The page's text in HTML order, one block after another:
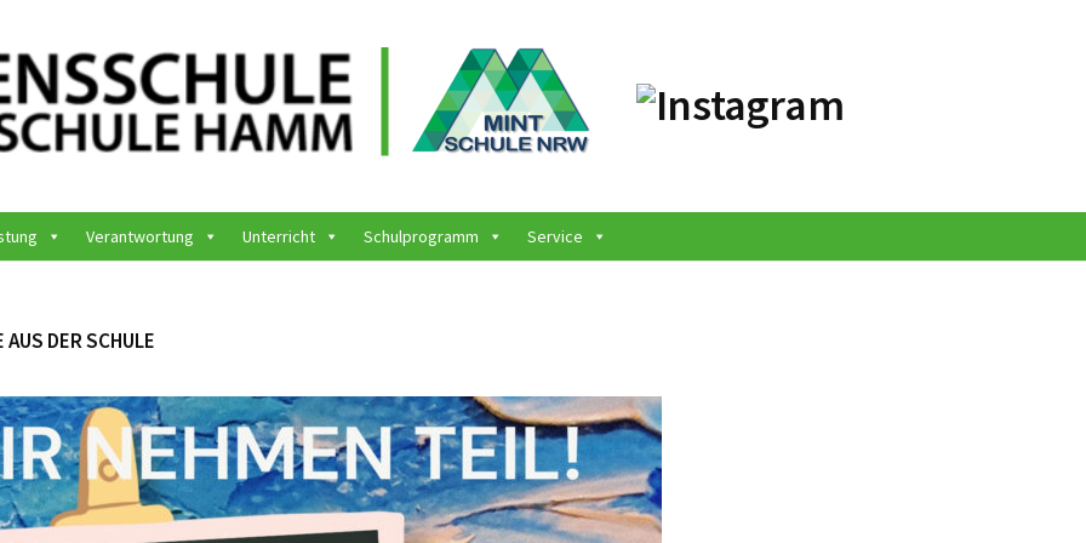
Verantwortung Unterricht Schulprogramm Service
DER SCHULE